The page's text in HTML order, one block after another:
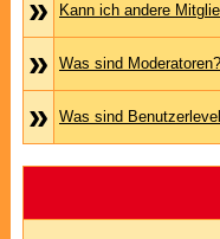
» Kann ich andere
» Was sind Moderatoren?
» Was sind